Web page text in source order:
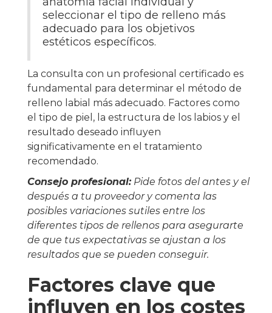
seleccionar el tipo de relleno más
adecuado para los objetivos
estéticos específicos.
La consulta con un profesional certificado es
fundamental para determinar el método de
relleno labial más adecuado. Factores como
el tipo de piel, la estructura de los labios y el
resultado deseado influyen
significativamente en el tratamiento
recomendado.
Consejo profesional: Pide fotos del antes y el
después a tu proveedor y comenta las
posibles variaciones sutiles entre los
diferentes tipos de rellenos para asegurarte
de que tus expectativas se ajustan a los
resultados que se pueden conseguir.
Factores clave que
influyen en los costes